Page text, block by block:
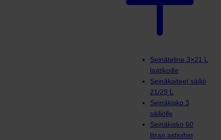
Seinäteline 3×21 L
laatikoille
Seinäkaiteet säiliö
21/29 L
Seinäkisko 3
säiliölle
Seinäkisko 60
litran astioihin